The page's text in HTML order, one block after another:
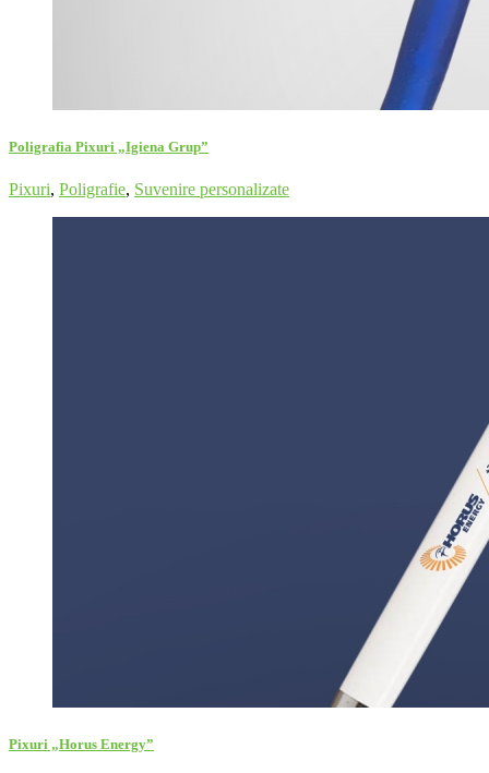
Poligrafia Pixuri „Igiena Grup”
Pixuri, Poligrafie, Suvenire personalizate
Pixuri „Horus Energy”